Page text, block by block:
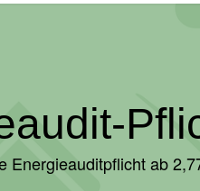
Energieauditpflicht ab